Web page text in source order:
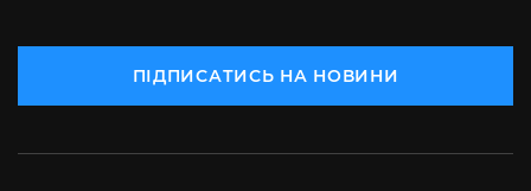
ПІДПИСАТИСЬ НА НОВИНИ